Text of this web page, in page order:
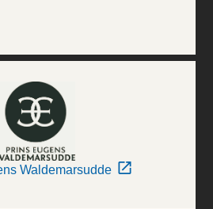
Waldemarsudde